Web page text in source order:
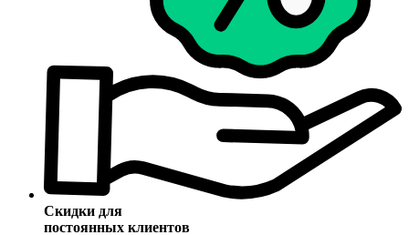
Скидки для
постоянных клиентов